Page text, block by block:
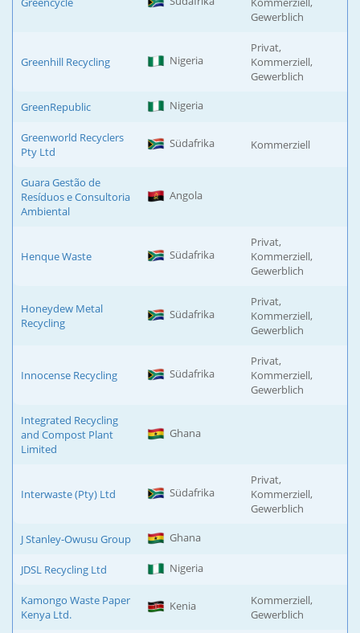
Gewerblich
Greenhill Recycling Nigeria
Privat,
Kommerziell,
Gewerblich
GreenRepublic Nigeria
Greenworld Recyclers
Pty Ltd
Südafrika Kommerziell
Guara Gestão de
Resíduos e Consultoria
Ambiental
Angola
Henque Waste Südafrika
Privat,
Kommerziell,
Gewerblich
Honeydew Metal
Recycling
Südafrika
Privat,
Kommerziell,
Gewerblich
Innocense Recycling Südafrika
Privat,
Kommerziell,
Gewerblich
Integrated Recycling
and Compost Plant
Limited
Ghana
Interwaste (Pty) Ltd Südafrika
Privat,
Kommerziell,
Gewerblich
J Stanley-Owusu Group Ghana
JDSL Recycling Ltd Nigeria
Kamongo Waste Paper
Kenya Ltd.
Kenia
Kommerziell,
Gewerblich